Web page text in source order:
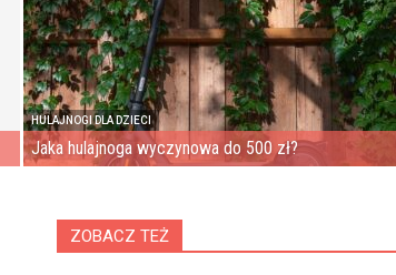
HULAJNOGI DLA DZIECI
Jaka hulajnoga wyczynowa do 500 zł?
ZOBACZ TEŻ